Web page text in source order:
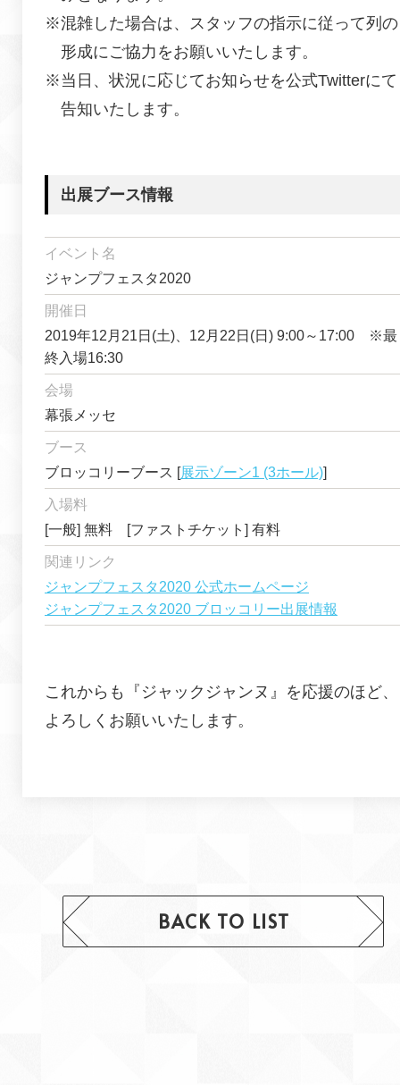
※混雑した場合は、スタッフの指示に従って列の
形成にご協力をお願いいたします。
※当日、状況に応じてお知らせを公式Twitterにて
告知いたします。
出展ブース情報
イベント名
ジャンプフェスタ2020
開催日
2019年12月21日(土)、12月22日(日) 9:00～17:00 ※最
終入場16:30
会場
幕張メッセ
ブース
ブロッコリーブース [展示ゾーン1 (3ホール)]
入場料
[一般] 無料 [ファストチケット] 有料
関連リンク
ジャンプフェスタ2020 公式ホームページ
ジャンプフェスタ2020 ブロッコリー出展情報
これからも『 ジャックジャンヌ 』を応援のほど、
よろしくお願いいたします。
BACK TO LIST